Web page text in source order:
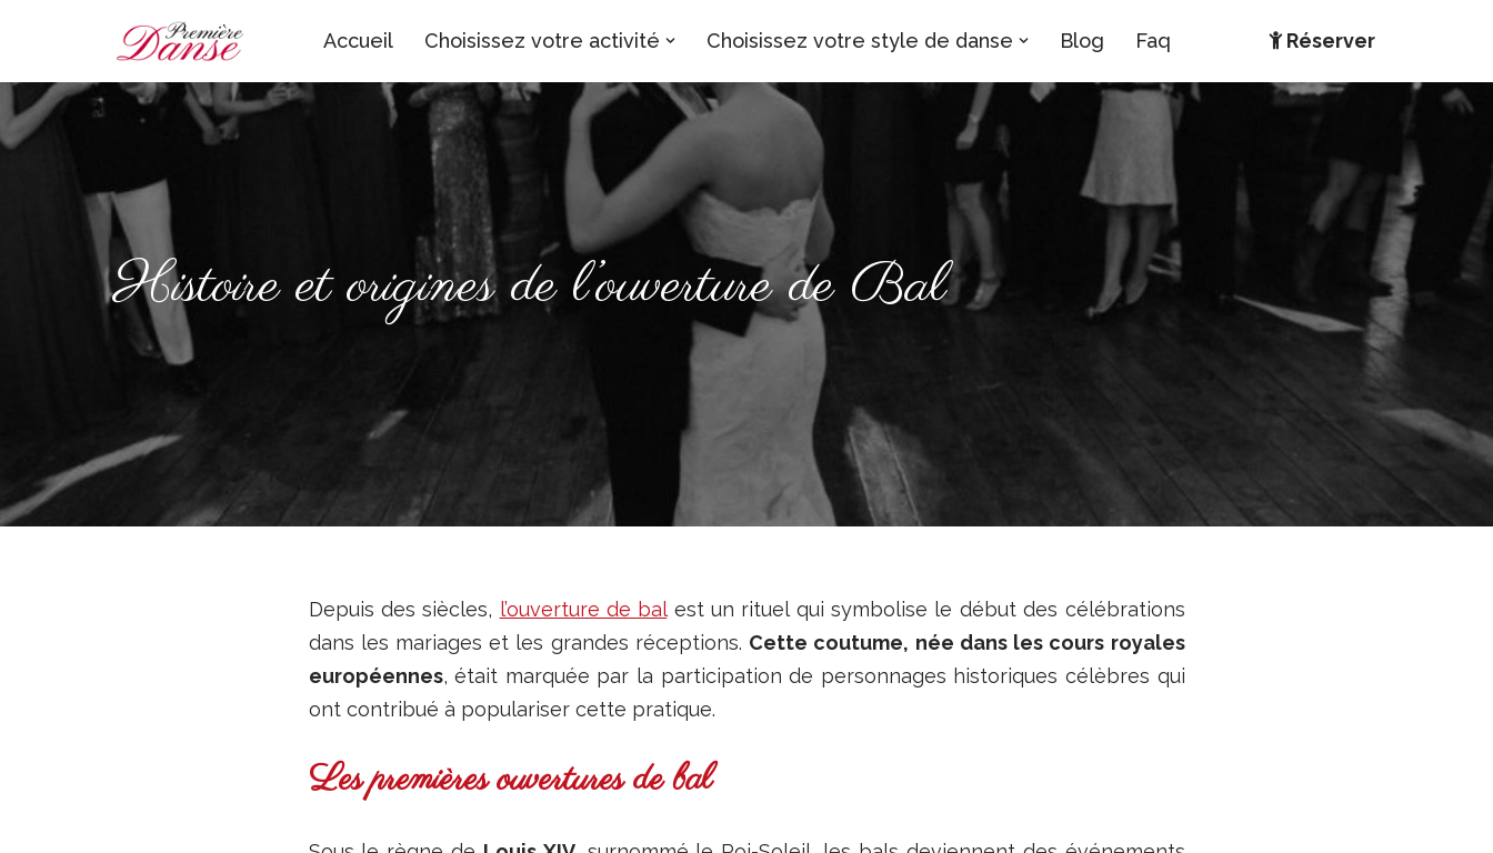
au
contenu
Accueil Choisissez votre activité Choisissez votre style de danse Blog Faq Réserver
Histoire et origines de l’ouverture de Bal
Depuis des siècles, l’ouverture de balest un rituel qui symbolise le début des célébrations
dans les mariages et les grandes réceptions. Cette coutume, née dans les cours royales
européennes, était marquée par la participation de personnages historiques célèbres qui
ont contribué à populariser cette pratique.
Les premières ouvertures de bal